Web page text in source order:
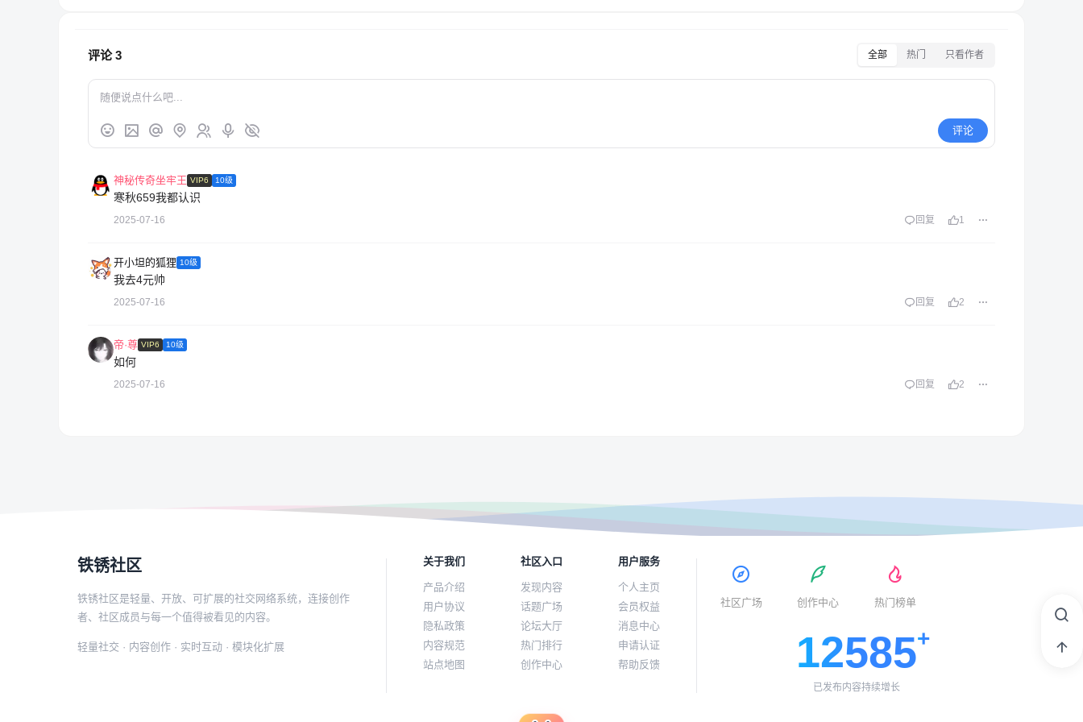
评论3 全部 热门 只看作者
评论
神秘传奇坐牢王 VIP6 10级
寒秋659我都认识
2025-07-16 回复 1
开小坦的狐狸 10级
我去4元帅
2025-07-16 回复 2
帝·尊 VIP6 10级
如何
2025-07-16 回复 2
铁锈社区
铁锈社区是轻量、开放、可扩展的社交网络系统，连接创作
者、社区成员与每一个值得被看见的内容。
轻量社交 · 内容创作 · 实时互动 · 模块化扩展
关于我们
产品介绍
用户协议
隐私政策
内容规范
站点地图
社区入口
发现内容
话题广场
论坛大厅
热门排行
创作中心
用户服务
个人主页
会员权益
消息中心
申请认证
帮助反馈
社区广场 创作中心 热门榜单
12585
已发布内容持续增长